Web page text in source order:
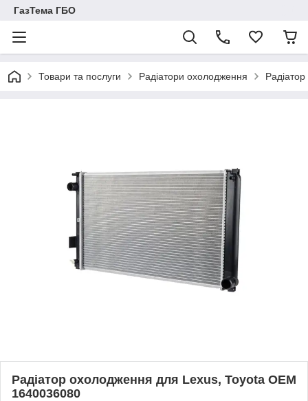
ГазТема ГБО
Товари та послуги Радіатори охолодження
Радіатор охолодження для Lexus, Toyota OEM
1640036080